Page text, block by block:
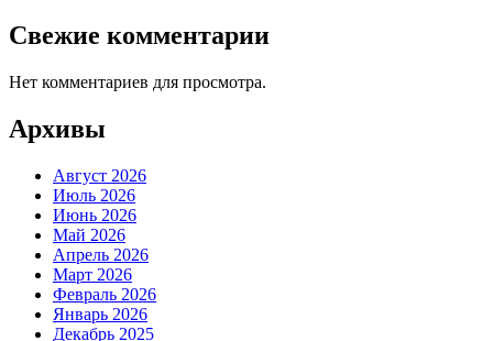
Свежие комментарии
Нет комментариев для просмотра.
Архивы
Август 2026
Июль 2026
Июнь 2026
Май 2026
Апрель 2026
Март 2026
Февраль 2026
Январь 2026
Декабрь 2025